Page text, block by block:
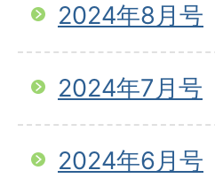
2024年8月号
2024年7月号
2024年6月号